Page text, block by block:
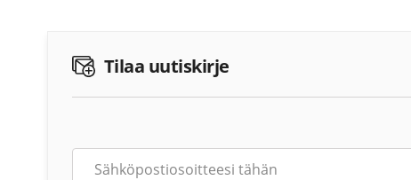
Tilaa uutiskirje